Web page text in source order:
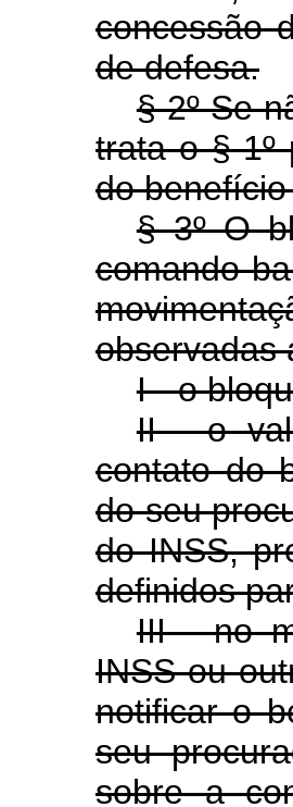
concessão
de defesa.
§ 2º Se
trata o § 1º
do
§ 3º O
comando
observadas
I - o
II - o
contato do
do seu
do INSS,
definidos
III - no
INSS ou
notificar o
seu
sobre a